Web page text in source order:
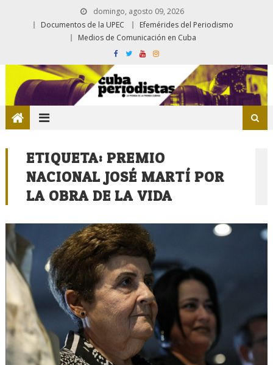
domingo, agosto 09, 2026
Documentos de la UPEC
Efemérides del Periodismo
Medios de Comunicación en Cuba
ETIQUETA: PREMIO
NACIONAL JOSÉ MARTÍ POR
LA OBRA DE LA VIDA